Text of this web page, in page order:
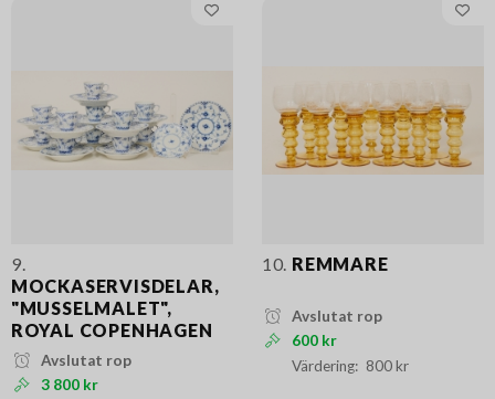
9.
MOCKASERVISDELAR,
"MUSSELMALET",
ROYAL COPENHAGEN
Avslutat rop
3 800 kr
10. REMMARE
Avslutat rop
600 kr
800 kr